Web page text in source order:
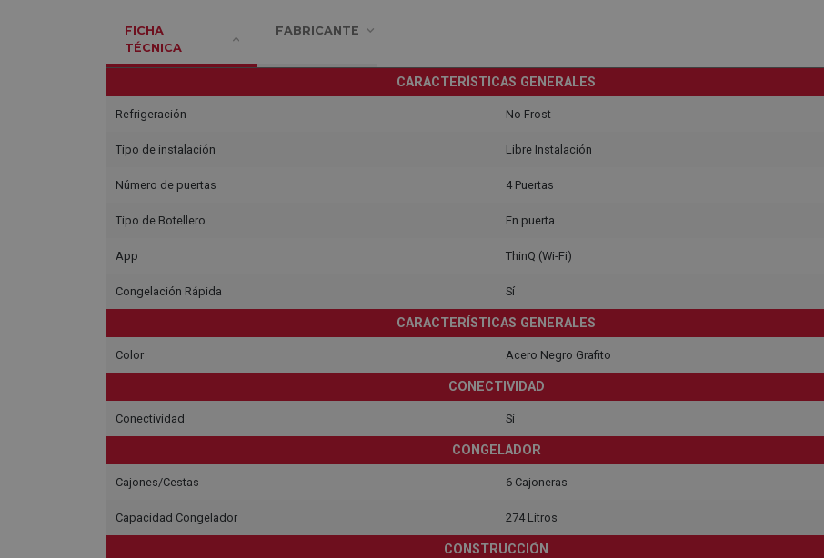
FICHA
TÉCNICA
FABRICANTE
CARACTERÍSTICAS GENERALES
Refrigeración No Frost
Tipo de instalación Libre Instalación
Número de puertas 4 Puertas
Tipo de Botellero En puerta
App ThinQ (Wi-Fi)
Congelación Rápida Sí
CARACTERÍSTICAS GENERALES
Color Acero Negro Grafito
CONECTIVIDAD
Conectividad Sí
CONGELADOR
Cajones/Cestas 6 Cajoneras
Capacidad Congelador 274 Litros
CONSTRUCCIÓN